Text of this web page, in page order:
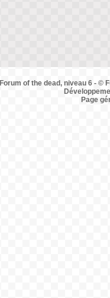
Forum of the dead, niveau 6 - ©
Page